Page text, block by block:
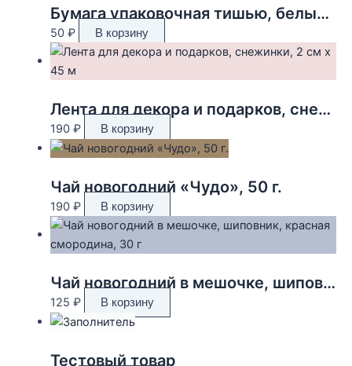
Бумага упаковочная тишью, белый, 50 см х 66 см
50 ₽ В корзину
Лента для декора и подарков, снежинки, 2 см х 45 м
190 ₽ В корзину
Чай новогодний «Чудо», 50 г.
190 ₽ В корзину
Чай новогодний в мешочке, шиповник, красная смородина, 30 г
125 ₽ В корзину
Тестовый товар